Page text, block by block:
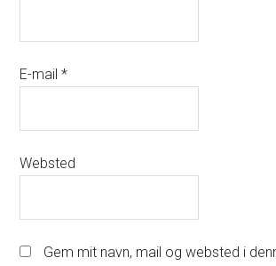
E-mail*
Websted
Gem mit navn, mail og websted i